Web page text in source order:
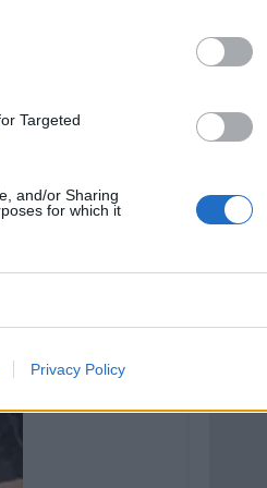
Targeted
and/or Sharing
for which it
Privacy Policy